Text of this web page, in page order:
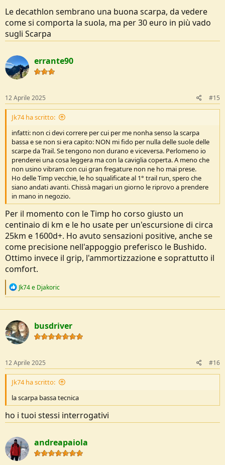
Le decathlon sembrano una buona scarpa, da vedere
come si comporta la suola, ma per 30 euro in più vado
sugli Scarpa
errante90
12 Aprile 2025 #15
Jk74 ha scritto:
infatti: non ci devi correre per cui per me nonha senso la scarpa
bassa e se non si era capito: NON mi fido per nulla delle suole delle
scarpe da Trail. Se tengono non durano e viceversa. Perlomeno io
prenderei una cosa leggera ma con la caviglia coperta. A meno che
non usino vibram con cui gran fregature non ne ho mai prese.
Ho delle Timp vecchie, le ho squalificate al 1° trail run, spero che
siano andati avanti. Chissà magari un giorno le riprovo a prendere
in mano in negozio.
Per il momento con le Timp ho corso giusto un
centinaio di km e le ho usate per un'escursione di circa
25km e 1600d+. Ho avuto sensazioni positive, anche se
come precisione nell'appoggio preferisco le Bushido.
Ottimo invece il grip, l'ammortizzazione e soprattutto il
comfort.
R
c
t
i
o
n
Jk74e Djakoric
busdriver
12 Aprile 2025 #16
Jk74 ha scritto:
la scarpa bassa tecnica
ho i tuoi stessi interrogativi
andreapaiola